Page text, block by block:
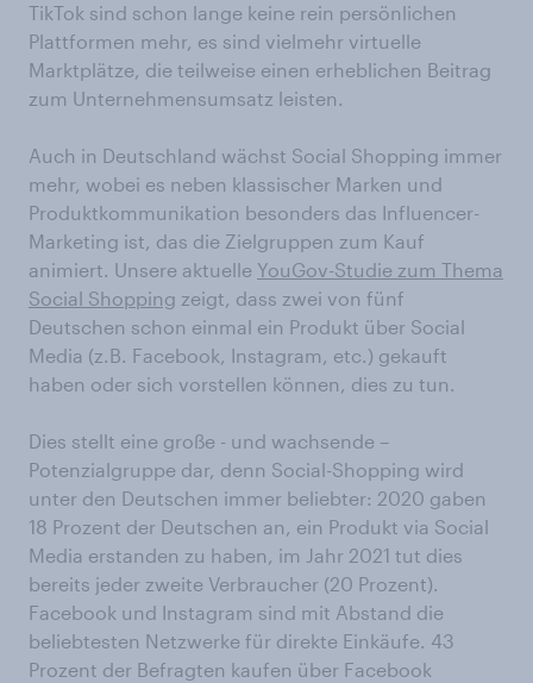
TikTok sind schon lange keine rein persönlichen
Plattformen mehr, es sind vielmehr virtuelle
Marktplätze, die teilweise einen erheblichen Beitrag
zum Unternehmensumsatz leisten.
Auch in Deutschland wächst Social Shopping immer
mehr, wobei es neben klassischer Marken und
Produktkommunikation besonders das Influencer-
Marketing ist, das die Zielgruppen zum Kauf
animiert. Unsere aktuelle YouGov-Studie zum Thema
Social Shopping zeigt, dass zwei von fünf
Deutschen schon einmal ein Produkt über Social
Media (z.B. Facebook, Instagram, etc.) gekauft
haben oder sich vorstellen können, dies zu tun.
Dies stellt eine große - und wachsende –
Potenzialgruppe dar, denn Social-Shopping wird
unter den Deutschen immer beliebter: 2020 gaben
18 Prozent der Deutschen an, ein Produkt via Social
Media erstanden zu haben, im Jahr 2021 tut dies
bereits jeder zweite Verbraucher (20 Prozent).
Facebook und Instagram sind mit Abstand die
beliebtesten Netzwerke für direkte Einkäufe. 43
Prozent der Befragten kaufen über Facebook